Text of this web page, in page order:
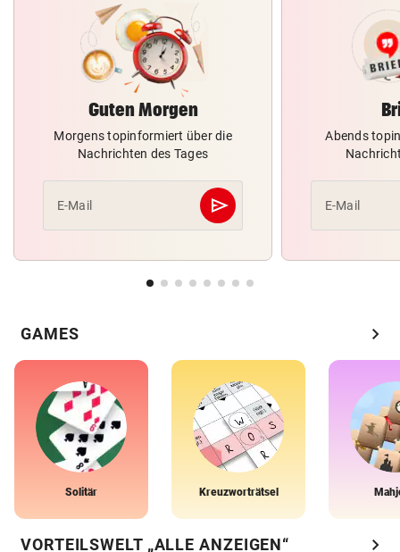
Guten Morgen
Morgens topinformiert über die
Nachrichten des Tages
E-Mail send
Abschicken
Abends
E-Mail
GAMES chevron_right
Solitär Kreuzworträtsel
VORTEILSWELT „ALLE ANZEIGEN“ chevron_right